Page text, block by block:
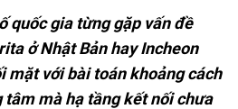
quốc gia từng gặp vấn đề
ở Nhật Bản hay Incheon
mặt với bài toán khoảng cách
mà hạ tầng kết nối chưa